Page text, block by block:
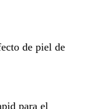
de piel de
para el